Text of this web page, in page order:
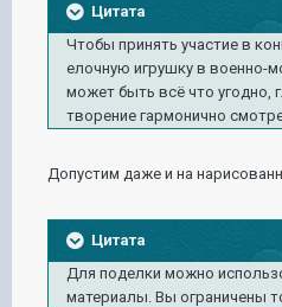
Цитата
Чтобы принять участие в
елочную игрушку в военно-
может быть всё что угодно,
творение гармонично
Допустим даже и на
Цитата
Для поделки можно
материалы. Вы ограничены